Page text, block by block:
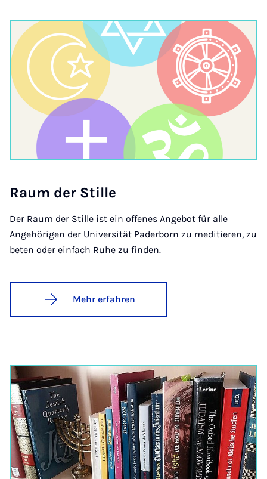
Raum der Stil­le
Der Raum der Stille ist ein offenes Angebot für alle
Angehörigen der Universität Paderborn zu meditieren, zu
beten oder einfach Ruhe zu finden.
Mehr erfahren